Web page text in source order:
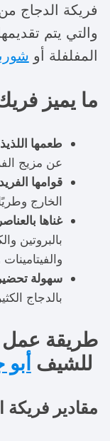
فريكة الدجاج من
والتي يتم
المفلفلة أو
ما يميز
طعمها
عن مزيج
قوامها
الخارج
غناها
بالبروتين
سهولة
بالدجاج
طريقة عمل
للشيف أبو
مقادير فريكة